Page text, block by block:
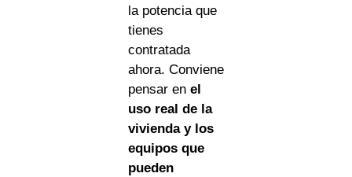
la potencia que
tienes
contratada
ahora. Conviene
pensar en el
uso real de la
vivienda y los
equipos que
pueden